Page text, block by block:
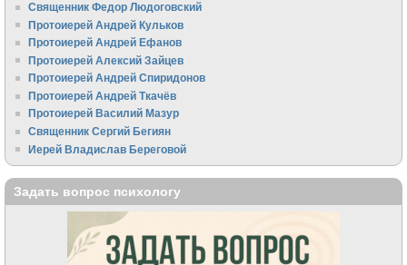
Священник Федор Людоговский
Протоиерей Андрей Кульков
Протоиерей Андрей Ефанов
Протоиерей Алексий Зайцев
Протоиерей Андрей Спиридонов
Протоиерей Андрей Ткачёв
Протоиерей Василий Мазур
Священник Сергий Бегиян
Иерей Владислав Береговой
Задать вопрос психологу